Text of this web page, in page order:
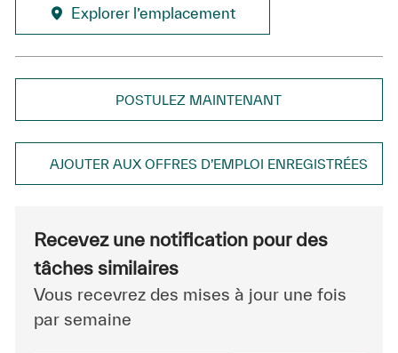
Explorer l’emplacement
POSTULEZ MAINTENANT
AJOUTER AUX OFFRES D’EMPLOI ENREGISTRÉES
Recevez une notification pour des
tâches similaires
Vous recevrez des mises à jour une fois
par semaine